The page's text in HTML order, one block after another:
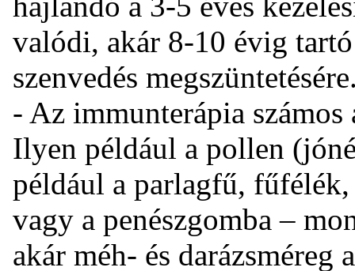
valódi, akár 8-10 évig
szenvedés
- Az immunterápia számos
Ilyen például a pollen
például a parlagfű,
vagy a penészgomba –
akár méh- és